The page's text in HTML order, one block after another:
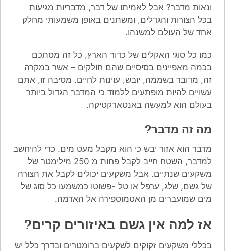
ונאות מדבר? אבל לאמיתו של דבר, מדבריות מגיעות
בכל הצורות והגדלים, ומשתנים באופן משמעותי מחלק
אחד של העולם למשנהו.
כמו כל סוגי האקלים של כדור הארץ, כל זה מסתכם
בכמה מאפיינים בסיסיים שהם חולקים – אשר במקרה
זה, מדובר בשממה, יובש, עוינות לחיים. מסיבה זו, אתם
עשויים להיות מופתעים ללמוד כי המדבר הגדול ביותר
בעולם הוא למעשה באנטארקטיקה.
מה זה מדבר?
מדבר הוא אזור יבש כי הוא מקבל מעט מים. כדי להיחשב
למדבר, השטח חייב לקבל פחות מ 250 מילימטר של
משקעים שנתיים. אבל משקעים יכולים לקבל את הצורה
של גשם, שלג, ערפל או טל -פשוטו כמשמעו כל סוג של
מים שמועברים מן האטמוספירה אל האדמה.
אז למה אין גשם באיזורים קרים?
בכללי משקעים זקוקים לשקעים ברומטרים ובדרך כלל יש